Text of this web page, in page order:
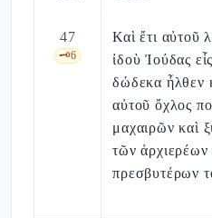
47
🗝️6
Καὶ ἔτι αὐτοῦ
ἰδοὺ Ἰούδας
δώδεκα ἦλθεν
αὐτοῦ ὄχλος
μαχαιρῶν καὶ
τῶν ἀρχιερέων
πρεσβυτέρων